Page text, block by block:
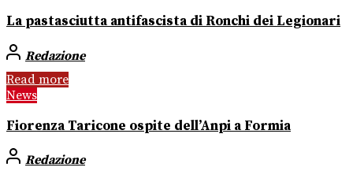
La pastasciutta antifascista di Ronchi dei Legionari
Redazione
Read more
News
Fiorenza Taricone ospite dell’Anpi a Formia
Redazione